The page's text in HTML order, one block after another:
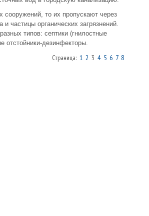
то их пропускают через
частицы органических загрязнений.
типов: септики (гнилостные
отстойники-дезинфекторы.
Страница: 1 2 3 4 5 6 7 8